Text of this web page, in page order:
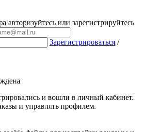
авторизуйтесь или зарегистрируйтесь
Зарегистрироваться /
и вошли в личный кабинет.
и управлять профилем.